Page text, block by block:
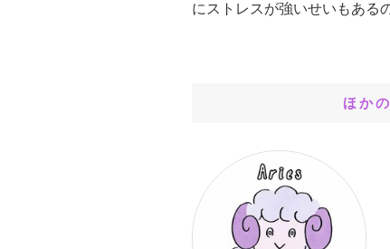
にストレスが強いせいもある
ほか